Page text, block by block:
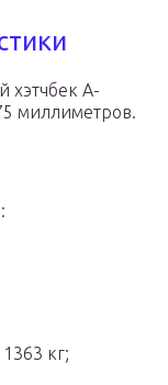
хэтчбек A-
миллиметров.
кг;